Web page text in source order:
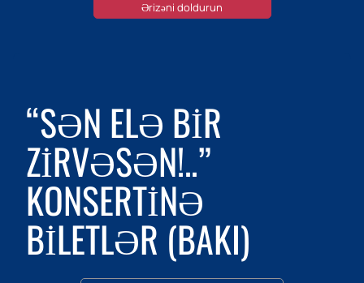
“SƏN ELƏ BIR
ZIRVƏSƏN!..”
KONSERTINƏ
BILETLƏR (BAKI)